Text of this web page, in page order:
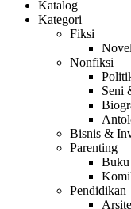
Katalog
Kategori
Fiksi
Novel
Nonfiksi
Seni
Bisnis &
Parenting
Pendidikan